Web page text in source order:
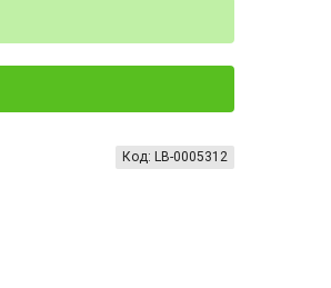
Код: LB-0005312